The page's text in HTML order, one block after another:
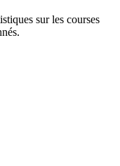
sur les courses